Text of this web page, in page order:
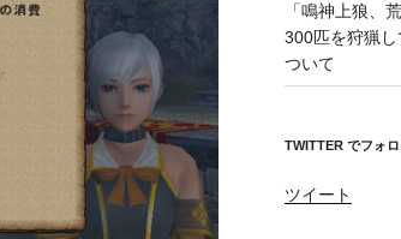
「鳴神上狼、
300匹を狩猟
ついて
TWITTER でフォ
ツイート